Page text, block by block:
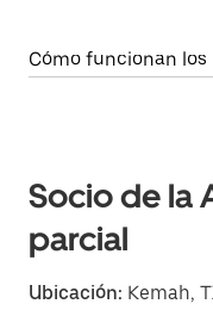
Cómo funcionan los
Socio de la
parcial
Ubicación: Kemah,